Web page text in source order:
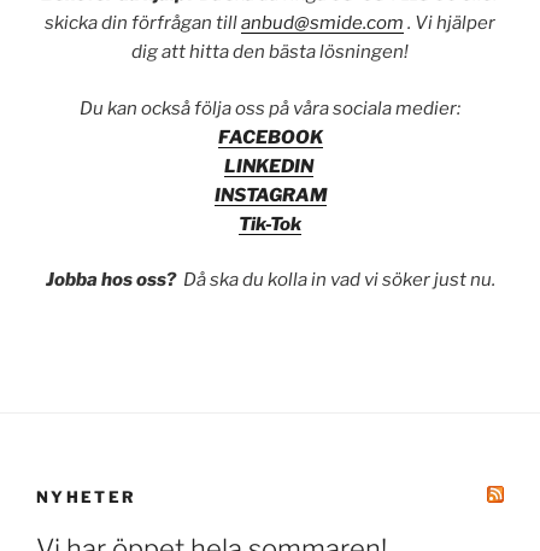
skicka din förfrågan tillanbud@smide.com . Vi hjälper
dig att hitta den bästa lösningen!
Du kan också följa oss på våra sociala medier:
FACEBOOK
LINKEDIN
INSTAGRAM
Tik-Tok
Jobba hos oss? Då ska du kolla in vad vi söker just nu.
NYHETER